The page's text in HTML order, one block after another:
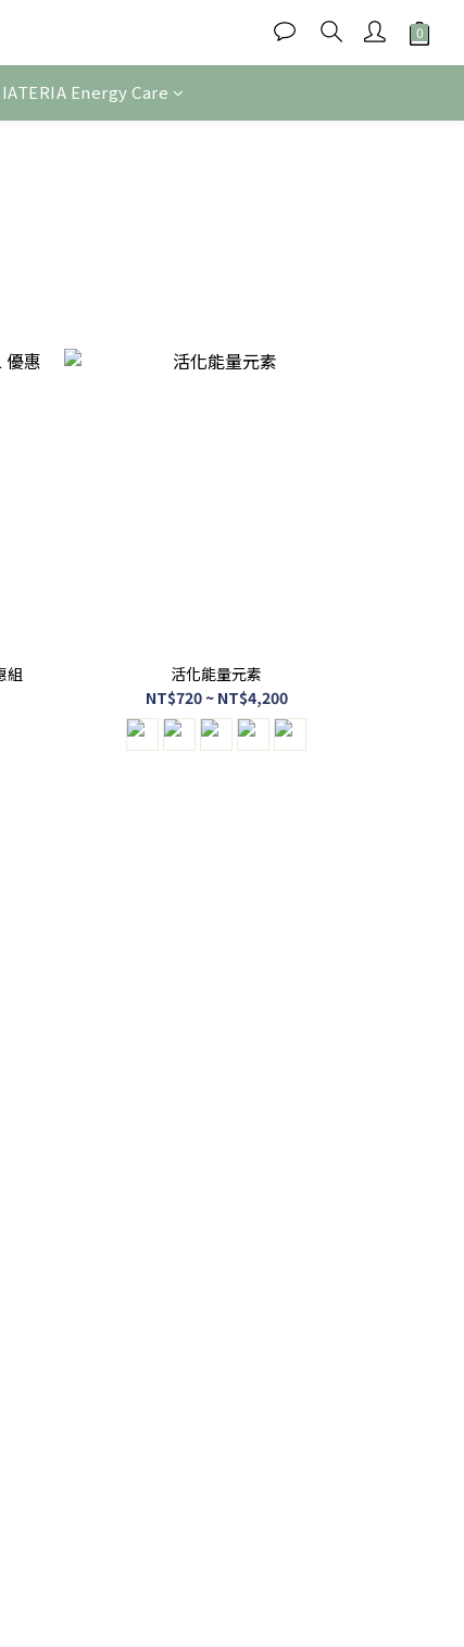
Energy Care
組
活化能量元素
NT$720 ~ NT$4,200